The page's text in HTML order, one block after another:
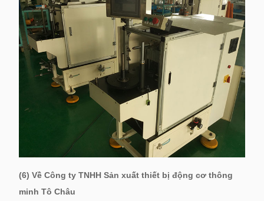
(6) Về Công ty TNHH Sản xuất thiết bị động cơ thông
minh Tô Châu